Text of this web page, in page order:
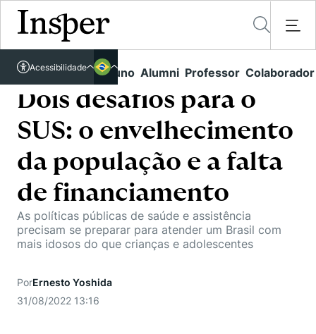
Links rápidos Aluno Alumni Professor Colaborador
Acessibilidade
Acessível em libras
Pós-Graduação
Educação Executiva
Busca por Áreas de Conhecimento
O Insper
Campus
Internacional
Student Life
Como funciona
Comunidade Transforme
Missão
Projetos Sociais
Lista de doadores
Pesquisa
Pesquisa no Insper
Centros de Conhecimento
Cátedras
Centro de Dados e IA
Conteúdos
Eventos
Unidades Acadêmicas
Corpo Docente
Dois desafios para o
SUS: o envelhecimento
da população e a falta
de financiamento
As políticas públicas de saúde e assistência
precisam se preparar para atender um Brasil com
mais idosos do que crianças e adolescentes
PorErnesto Yoshida
31/08/2022 13:16